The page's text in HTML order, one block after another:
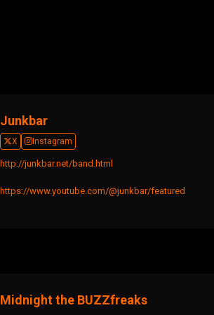
Junkbar
X Instagram
http://junkbar.net/band.html
https://www.youtube.com/@junkbar/featured
Midnight the BUZZfreaks